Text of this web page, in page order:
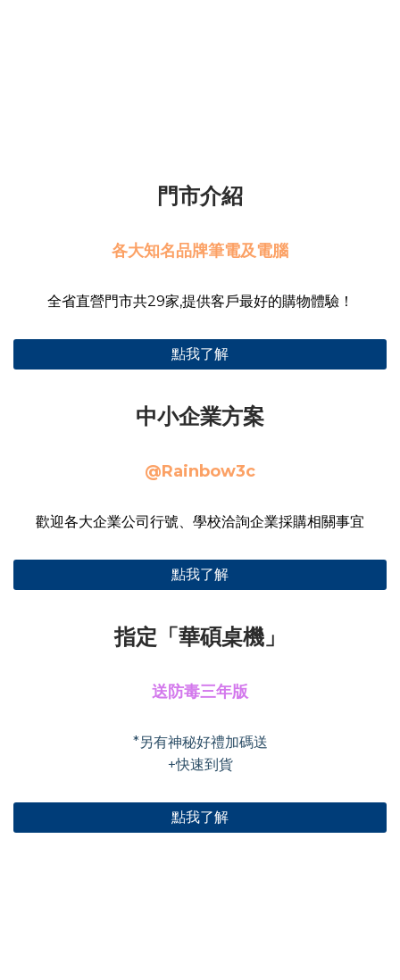
門市介紹
各大知名品牌筆電及電腦
全省直營門市共29家,提供客戶最好的購物體驗！
點我了解
中小企業方案
@Rainbow3c
歡迎各大企業公司行號、學校洽詢企業採購相關事宜
點我了解
指定「華碩桌機」
送防毒三年版
*另有神秘好禮加碼送
+快速到貨
點我了解